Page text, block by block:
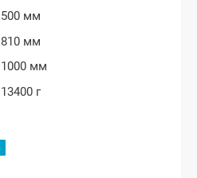
500 мм
810 мм
1000 мм
13400 г